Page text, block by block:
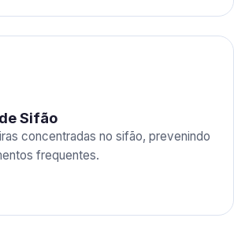
Sifão
concentradas no sifão, prevenindo
frequentes.